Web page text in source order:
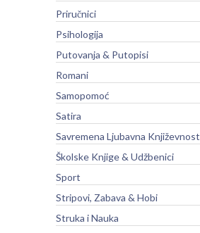
Priručnici
Psihologija
Putovanja & Putopisi
Romani
Samopomoć
Satira
Savremena Ljubavna Književnost
Školske Knjige & Udžbenici
Sport
Stripovi, Zabava & Hobi
Struka i Nauka